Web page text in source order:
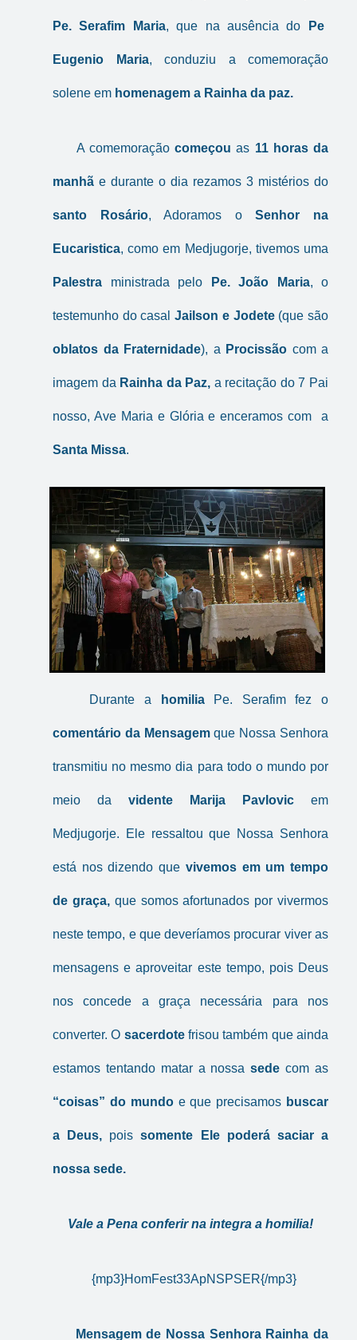
Pe. Serafim Maria, que na ausência do Pe
Eugenio Maria, conduziu a comemoração
solene em homenagem a Rainha da paz.
A comemoraçãocomeçou as 11 horas da
manhã e durante o dia rezamos 3 mistérios do
santo Rosário, Adoramos oSenhor na
Eucaristica, como em Medjugorje, tivemos uma
Palestra ministrada pelo Pe. João Maria, o
testemunho do casalJailson e Jodete (que são
oblatos da Fraternidade), a Procissão com a
imagem da Rainha da Paz, a recitação do 7 Pai
nosso, Ave Maria e Glória e enceramos com a
Santa Missa.
Durante a homiliaPe. Serafim fez o
comentário da Mensagemque Nossa Senhora
transmitiu no mesmo dia para todo o mundo por
meio da vidente Marija Pavlovic em
Medjugorje. Ele ressaltou que Nossa Senhora
está nos dizendo que vivemos em um tempo
de graça,que somos afortunados por vivermos
neste tempo, e que deveríamos procurar viver as
mensagens e aproveitar este tempo, pois Deus
nos concede a graça necessária para nos
converter. O sacerdotefrisou também que ainda
estamos tentando matar a nossasede com as
“coisas” do mundoe que precisamos buscar
a Deus, poissomente Ele poderá saciar a
nossa sede.
Vale a Pena conferir na integra a homilia!
{mp3}HomFest33ApNSPSER{/mp3}
Mensagem de Nossa Senhora Rainha da